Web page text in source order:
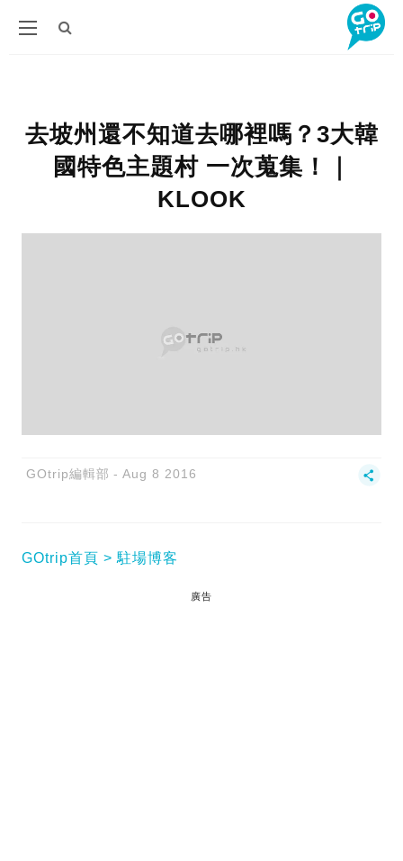
去坡州還不知道去哪裡嗎？3大韓
國特色主題村 一次蒐集！｜
KLOOK
GOtrip編輯部 Aug 8 2016
GOtrip首頁 駐場博客
廣告